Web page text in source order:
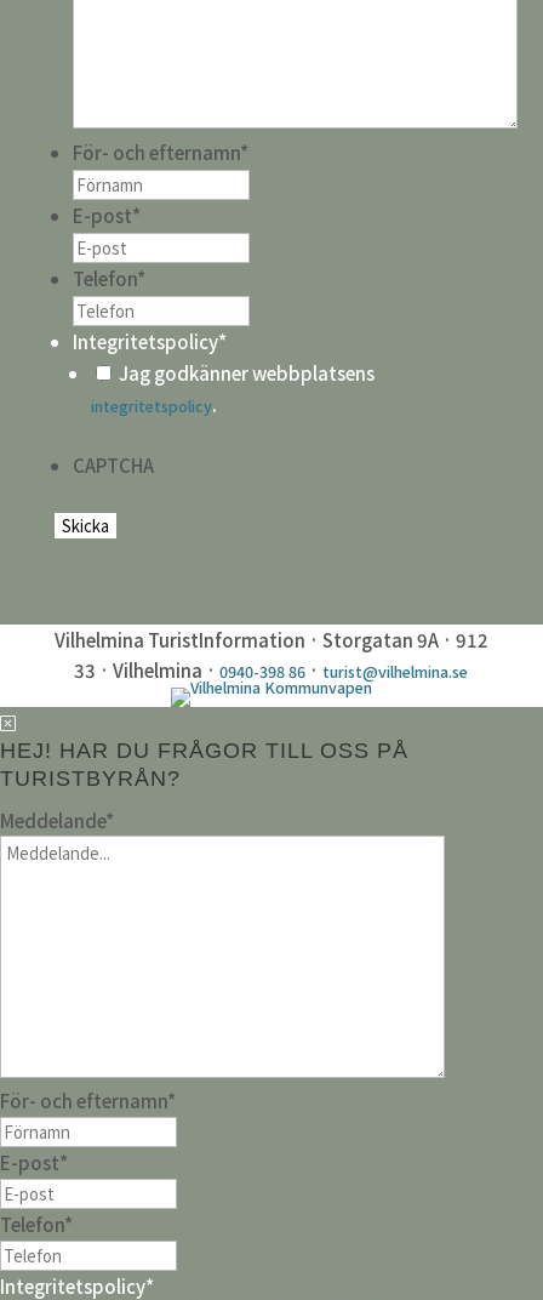
För- och efternamn*
E-post*
Telefon*
Integritetspolicy*
Jag godkänner webbplatsens
integritetspolicy.
CAPTCHA
Vilhelmina TuristInformation · Storgatan 9A · 912
33 · Vilhelmina ·0940-398 86 · turist@vilhelmina.se
HEJ! HAR DU FRÅGOR TILL OSS PÅ
TURISTBYRÅN?
Meddelande*
För- och efternamn*
E-post*
Telefon*
Integritetspolicy*